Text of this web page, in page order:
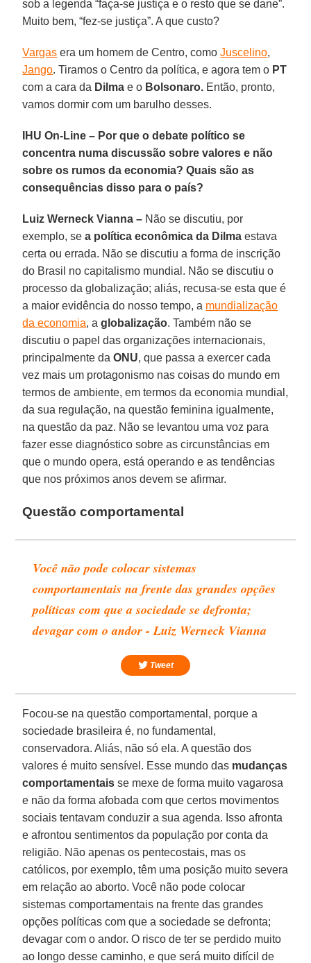
sob a legenda “faça-se justiça e o resto que se dane”.
Muito bem, “fez-se justiça”. A que custo?
Vargas era um homem de Centro, comoJuscelino,
Jango. Tiramos o Centro da política, e agora tem o PT
com a cara da Dilma e o Bolsonaro. Então, pronto,
vamos dormir com um barulho desses.
IHU On-Line – Por que o debate político se
concentra numa discussão sobre valores e não
sobre os rumos da economia? Quais são as
consequências disso para o país?
Luiz Werneck Vianna – Não se discutiu, por
exemplo, sea política econômica da Dilma estava
certa ou errada. Não se discutiu a forma de inscrição
do Brasil no capitalismo mundial. Não se discutiu o
processo da globalização; aliás, recusa-se esta que é
a maior evidência do nosso tempo, a mundialização
da economia, aglobalização. Também não se
discutiu o papel das organizações internacionais,
principalmente daONU, que passa a exercer cada
vez mais um protagonismo nas coisas do mundo em
termos de ambiente, em termos da economia mundial,
da sua regulação, na questão feminina igualmente,
na questão da paz. Não se levantou uma voz para
fazer esse diagnóstico sobre as circunstâncias em
que o mundo opera, está operando e as tendências
que nos próximos anos devem se afirmar.
Questão comportamental
Você não pode colocar sistemas
comportamentais na frente das grandes opções
políticas com que a sociedade se defronta;
devagar com o andor - Luiz Werneck Vianna
Tweet
Focou-se na questão comportamental, porque a
sociedade brasileira é, no fundamental,
conservadora. Aliás, não só ela. A questão dos
valores é muito sensível. Esse mundo das mudanças
comportamentais se mexe de forma muito vagarosa
e não da forma afobada com que certos movimentos
sociais tentavam conduzir a sua agenda. Isso afronta
e afrontou sentimentos da população por conta da
religião. Não apenas os pentecostais, mas os
católicos, por exemplo, têm uma posição muito severa
em relação ao aborto. Você não pode colocar
sistemas comportamentais na frente das grandes
opções políticas com que a sociedade se defronta;
devagar com o andor. O risco de ter se perdido muito
ao longo desse caminho, e que será muito difícil de